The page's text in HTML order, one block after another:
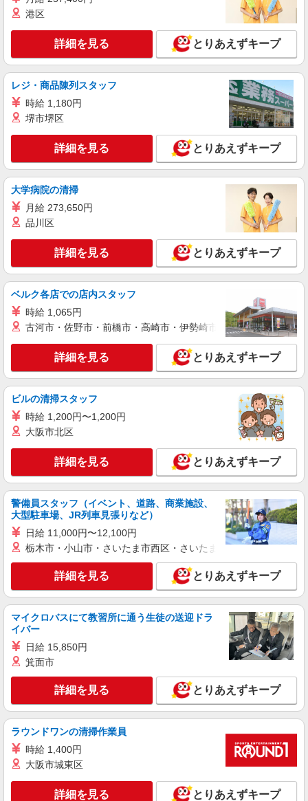
港区
詳細を見る とりあえずキープ
レジ・商品陳列スタッフ
時給 1,180円
堺市堺区
詳細を見る とりあえずキープ
大学病院の清掃
月給 273,650円
品川区
詳細を見る とりあえずキープ
ベルク各店での店内スタッフ
時給 1,065円
古河市・佐野市・前橋市・高崎市・伊勢崎市・太田市・館林市
詳細を見る とりあえずキープ
ビルの清掃スタッフ
時給 1,200円〜1,200円
大阪市北区
詳細を見る とりあえずキープ
警備員スタッフ（イベント、道路、商業施設、
大型駐車場、JR列車見張りなど）
日給 11,000円〜12,100円
栃木市・小山市・さいたま市西区・さいたま市岩槻区・久喜市・
詳細を見る とりあえずキープ
マイクロバスにて教習所に通う生徒の送迎ドラ
イバー
日給 15,850円
箕面市
詳細を見る とりあえずキープ
ラウンドワンの清掃作業員
時給 1,400円
大阪市城東区
詳細を見る とりあえずキープ